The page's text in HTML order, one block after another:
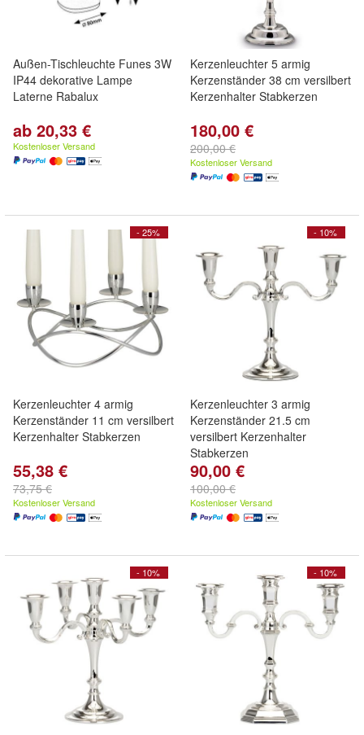
Außen-Tischleuchte Funes 3W
IP44 dekorative Lampe
Laterne Rabalux
ab 20,33 €
Kostenloser Versand
Kerzenleuchter 5 armig
Kerzenständer 38 cm versilbert
Kerzenhalter Stabkerzen
180,00 €
200,00 €
Kostenloser Versand
- 25%
Kerzenleuchter 4 armig
Kerzenständer 11 cm versilbert
Kerzenhalter Stabkerzen
55,38 €
73,75 €
Kostenloser Versand
- 10%
Kerzenleuchter 3 armig
Kerzenständer 21.5 cm
versilbert Kerzenhalter
Stabkerzen
90,00 €
100,00 €
Kostenloser Versand
- 10% - 10%